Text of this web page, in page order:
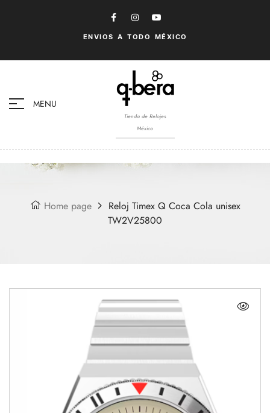
ENVIOS A TODO MÉXICO
MENU
Tienda de Relojes
México
Home page
Reloj Timex Q Coca Cola unisex
TW2V25800